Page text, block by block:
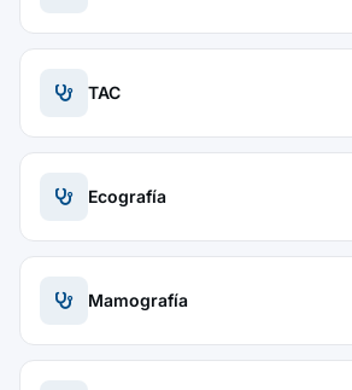
TAC
Ecografía
Mamografía